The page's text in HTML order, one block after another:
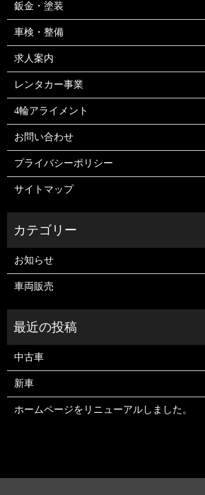
鈑金・塗装
車検・整備
求人案内
レンタカー事業
4輪アライメント
お問い合わせ
プライバシーポリシー
サイトマップ
お知らせ
車両販売
中古車
新車
ホームページをリニューアルしました。